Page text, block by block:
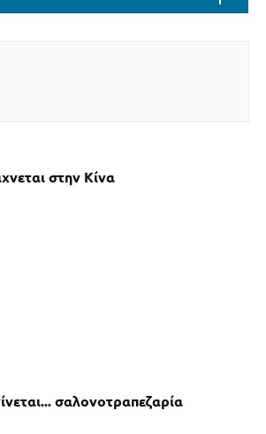
στην Κίνα
σαλονοτραπεζαρία